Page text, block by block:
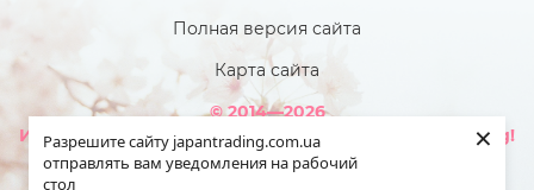
Разрешите сайту japantrading.com.ua
отправлять вам уведомления на рабочий
стол
×
Полная версия сайта
Карта сайта
© 2014—2026
Интернет-магазин товаров из Японии - Japan Trading!
Наша красота ярче - когда мы полностью здоровы!